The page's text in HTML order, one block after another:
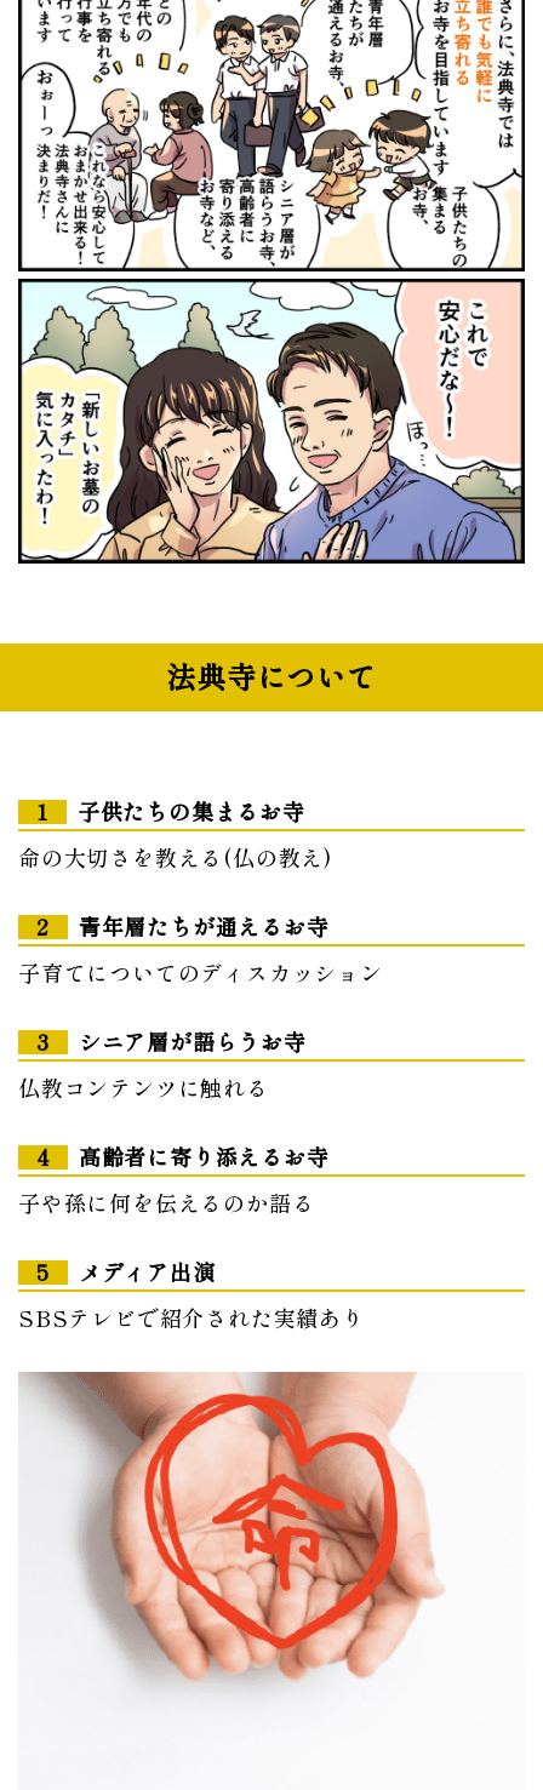
法典寺について
1 子供たちの集まるお寺
命の大切さを教える(仏の教え)
2 ⻘年層たちが通えるお寺
子育てについてのディスカッション
3 シニア層が語らうお寺
仏教コンテンツに触れる
4 高齢者に寄り添えるお寺
子や孫に何を伝えるのか語る
5 メディア出演
SBSテレビで紹介された実績あり